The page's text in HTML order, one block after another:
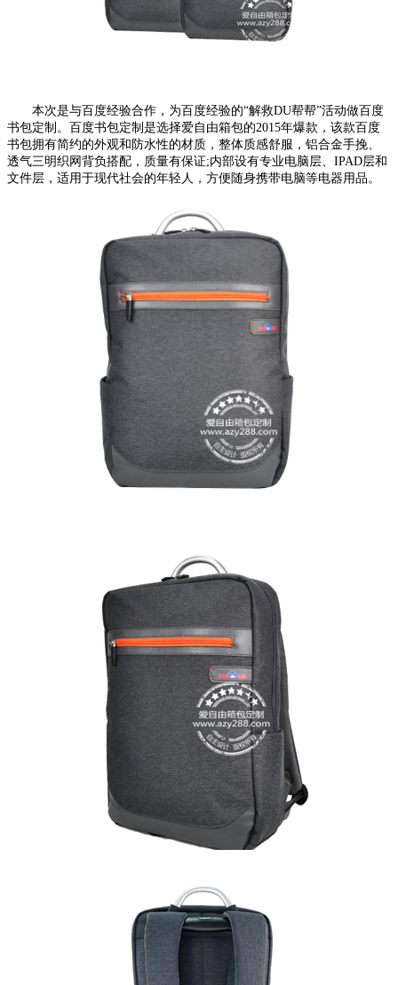
本次是与百度经验合作，为百度经验的“解救DU帮帮”活动做百度
书包定制。百度书包定制是选择爱自由箱包的2015年爆款，该款百度
书包拥有简约的外观和防水性的材质，整体质感舒服，铝合金手挽、
透气三明织网背负搭配，质量有保证;内部设有专业电脑层、IPAD层和
文件层，适用于现代社会的年轻人，方便随身携带电脑等电器用品。